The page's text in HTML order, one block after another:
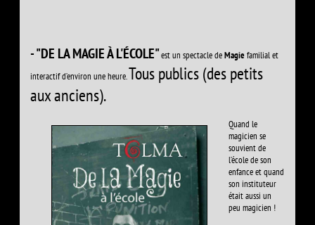
- "DE LA MAGIE À L'ÉCOLE"est un spectacle deMagiefamilial et
interactif d’environ une heure.Tous publics (des petits
aux anciens).
Quand le
magicien se
souvient de
l’école de son
enfance et quand
son instituteur
était aussi un
peu magicien !